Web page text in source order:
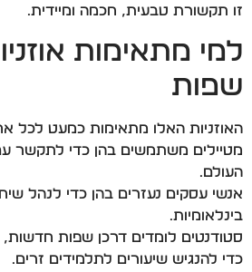
זו תקשורת טבעית, חכמה ומיידית.
למי מתאימות
שפות
האוזניות האלו מתאימות כמעט לכל
מטיילים משתמשים בהן כדי לתקשר
העולם.
אנשי עסקים נעזרים בהן כדי לנהל
בינלאומיות.
סטודנטים לומדים דרכן שפות
כדי להנגיש שיעורים לתלמידים זרים.